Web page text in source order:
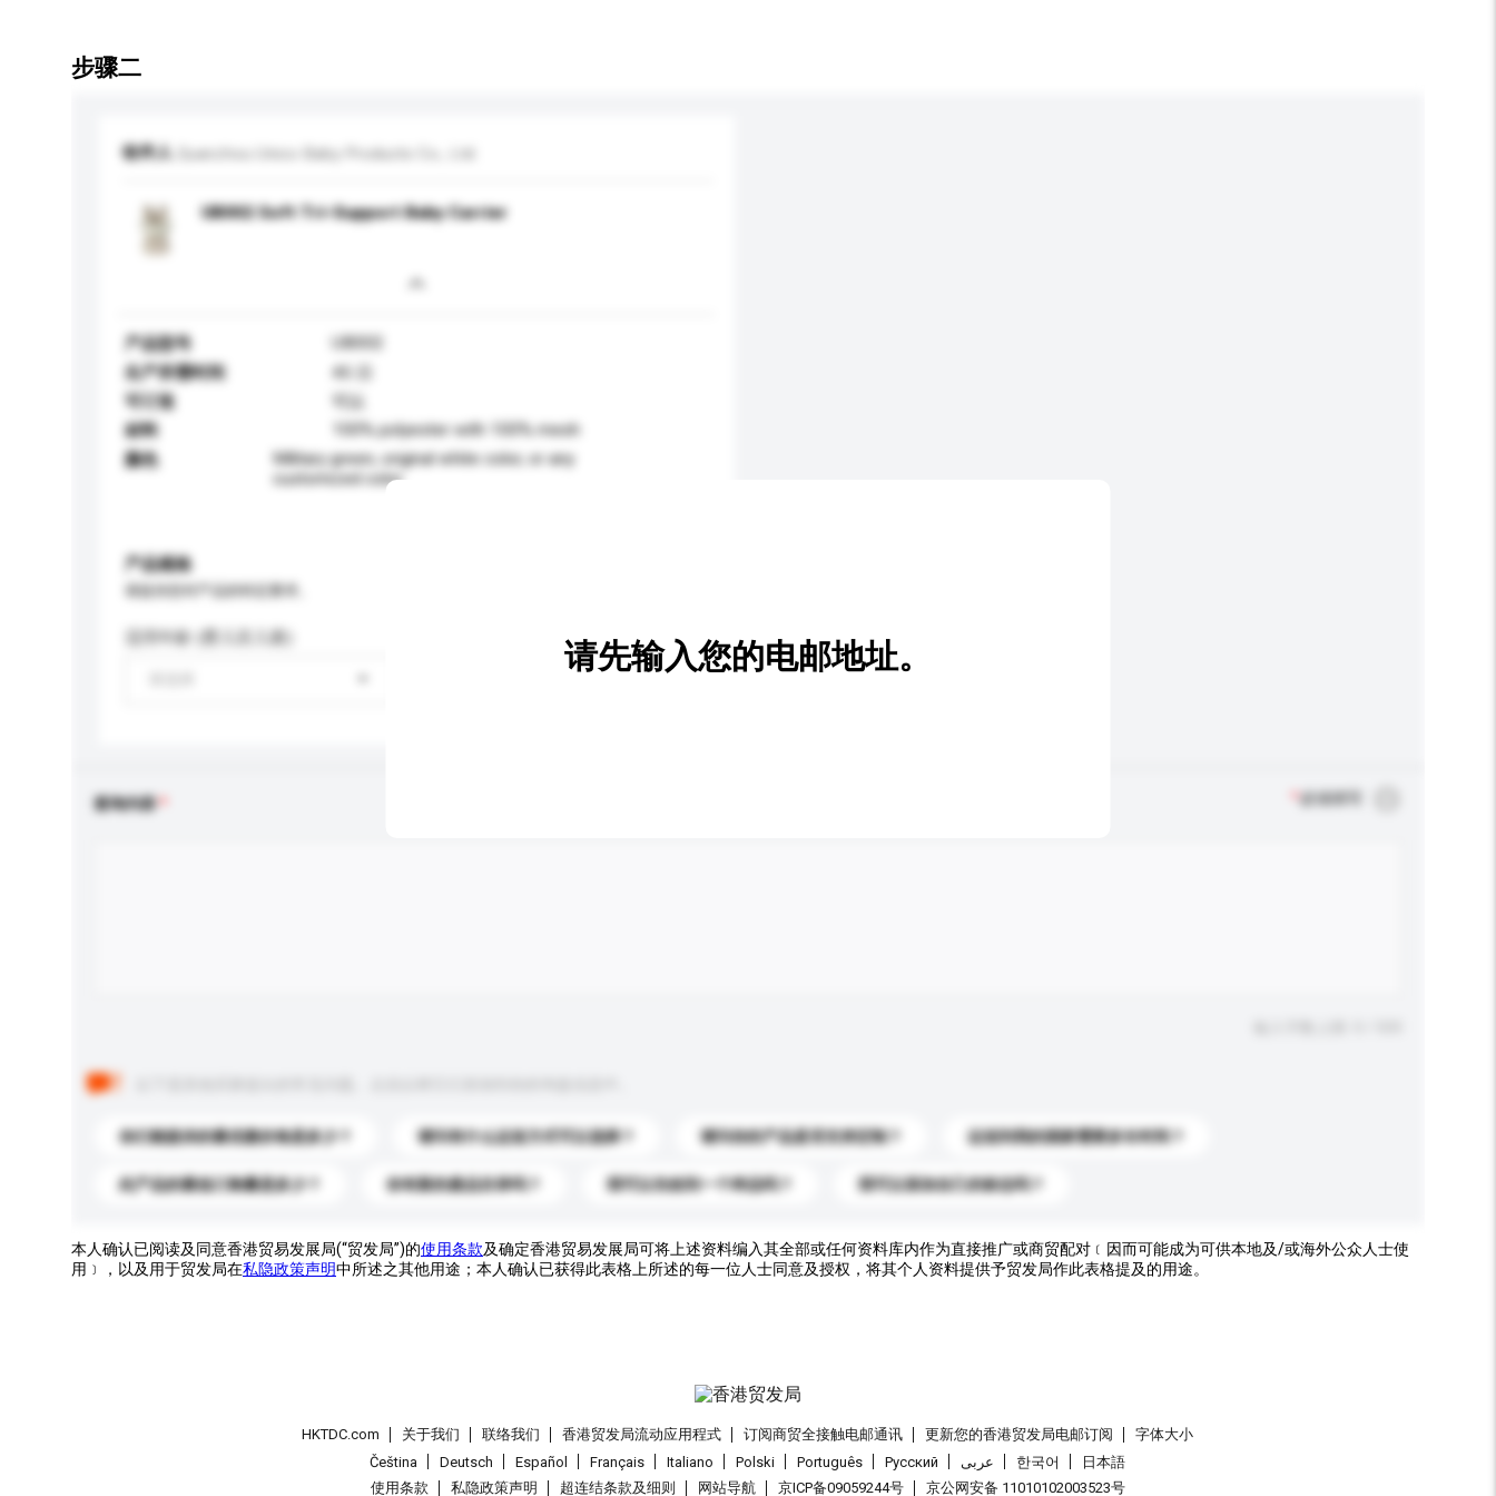
步骤二
收件人 Quanzhou Unico Baby Products Co., Ltd.
UB002 Soft Tri-Support Baby Carrier
产品型号
UB002
生产所需时间
45 日
可订造
可以
材料
100% polyester with 100% mesh
颜色
Military green, original white color, or any
customized color
产品规格
适用年龄 (婴儿至儿童)
查询内容 必须填写
你们能提供的最优惠价格是多少？ 请问有什么运送方式可以选择？ 请问你的产品是否支持定制？ 运送到我的国家需要多长时间？
此产品的最低订购量是多少？ 你有新的產品目录吗？ 我可以先收到一个样品吗？ 我可以添加自己的标志吗？
请先输入您的电邮地址。
本人确认已阅读及同意香港贸易发展局(“贸发局”)的使用条款及确定香港贸易发展局可将上述资料编入其全部或任何资料库内作为直接推广或商贸配对﹝因而可能成为可供本地及/或海外公众人士使
用﹞，以及用于贸发局在私隐政策声明中所述之其他用途；本人确认已获得此表格上所述的每一位人士同意及授权，将其个人资料提供予贸发局作此表格提及的用途。
HKTDC.com 关于我们 联络我们 香港贸发局流动应用程式 订阅商贸全接触电邮通讯 更新您的香港贸发局电邮订阅
字体大小
Čeština
Deutsch Español Français Italiano Polski Português Pусский عربى 한국어
日本語
使用条款
私隐政策声明 超连结条款及细则 网站导航 京ICP备09059244号 京公网安备 11010102003523号